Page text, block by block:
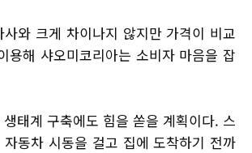
와 크게 차이나지 않지만 가격이 비교
용해 샤오미코리아는 소비자 마음을 잡
태계 구축에도 힘을 쏟을 계획이다. 스
자동차 시동을 걸고 집에 도착하기 전까